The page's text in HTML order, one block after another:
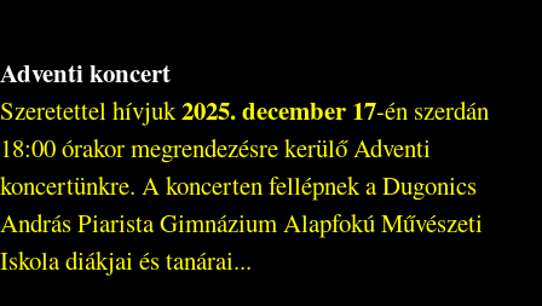
Adventi koncert
Szeretettel hívjuk2025. december 17-én szerdán
18:00 órakor megrendezésre kerülő Adventi
koncertünkre. A koncerten fellépnek a Dugonics
András Piarista Gimnázium Alapfokú Művészeti
Iskola diákjai és tanárai...